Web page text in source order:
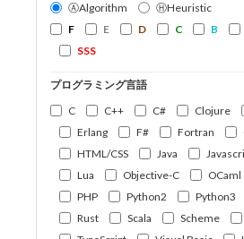
ⒶAlgorithm
ⒽHeuristic
F
E D C B
SSS
プログラミング言語
C
C++ C# Clojure
Erlang
F# Fortran
HTML/CSS
Java
Lua
Objective-C OCaml
PHP
Python2 Python3
Rust
Scala Scheme